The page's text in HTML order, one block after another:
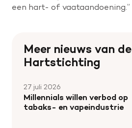
een hart- of vaataandoening.”
Meer nieuws van de
Hartstichting
27 juli 2026
Millennials willen verbod op
tabaks- en vapeindustrie